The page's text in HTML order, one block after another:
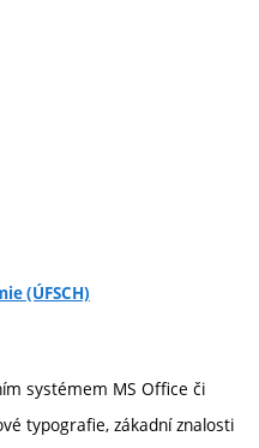
(ÚFSCH)
systémem MS Office či
typografie, zákadní znalosti